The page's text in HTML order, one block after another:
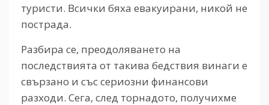
туристи. Всички бяха евакуирани, никой не
пострада.
Разбира се, преодоляването на
последствията от такива бедствия винаги е
свързано и със сериозни финансови
разходи. Сега, след торнадото, получихме